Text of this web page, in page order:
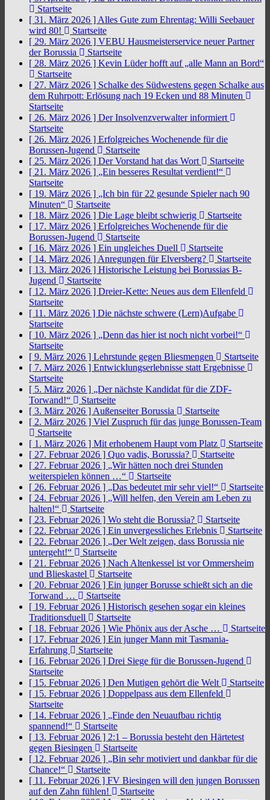
Startseite
[ 31. März 2026 ] Alles Gute zum Ehrentag: Willi Seebauer
wird 80!
Startseite
[ 29. März 2026 ] VEBU Hausmeisterservice neuer Partner
der Borussia
Startseite
[ 28. März 2026 ] Kevin Lüder hofft auf „alle Mann an Bord“
Startseite
[ 27. März 2026 ] Schalke des Südwestens gegen Schalke aus
dem Ruhrpott: Erlösung nach 19 Ecken und 88 Minuten
Startseite
[ 26. März 2026 ] Der Insolvenzverwalter informiert
Startseite
[ 26. März 2026 ] Erfolgreiches Wochenende für die
Borussen-Jugend
Startseite
[ 25. März 2026 ] Der Vorstand hat das Wort
Startseite
[ 21. März 2026 ] „Ein besseres Resultat verdient!“
Startseite
[ 19. März 2026 ] „Ich bin für 22 gesunde Spieler nach 90
Minuten“
Startseite
[ 18. März 2026 ] Die Lage bleibt schwierig
Startseite
[ 17. März 2026 ] Erfolgreiches Wochenende für die
Borussen-Jugend
Startseite
[ 16. März 2026 ] Ein ungleiches Duell
Startseite
[ 14. März 2026 ] Anregungen für Elversberg?
Startseite
[ 13. März 2026 ] Historische Leistung bei Borussias B-
Jugend
Startseite
[ 12. März 2026 ] Dreier-Kette: Neues aus dem Ellenfeld
Startseite
[ 11. März 2026 ] Die nächste schwere (Lern)Aufgabe
Startseite
[ 10. März 2026 ] „Denn das hier ist noch nicht vorbei!“
Startseite
[ 9. März 2026 ] Lehrstunde gegen Bliesmengen
Startseite
[ 7. März 2026 ] Entwicklungserlebnisse statt Ergebnisse
Startseite
[ 5. März 2026 ] „Der nächste Kandidat für die ZDF-
Torwand!“
Startseite
[ 3. März 2026 ] Außenseiter Borussia
Startseite
[ 2. März 2026 ] Viel Zuspruch für das junge Borussen-Team
Startseite
[ 1. März 2026 ] Mit erhobenem Haupt vom Platz
Startseite
[ 27. Februar 2026 ] Quo vadis, Borussia?
Startseite
[ 27. Februar 2026 ] „Wir hätten noch drei Stunden
weiterspielen können …“
Startseite
[ 26. Februar 2026 ] „Das bedeutet mir sehr viel!“
Startseite
[ 24. Februar 2026 ] „Will helfen, den Verein am Leben zu
halten!“
Startseite
[ 23. Februar 2026 ] Wo steht die Borussia?
Startseite
[ 22. Februar 2026 ] Ein unvergessliches Erlebnis
Startseite
[ 22. Februar 2026 ] „Der Welt zeigen, dass Borussia nie
untergeht!“
Startseite
[ 21. Februar 2026 ] Nach Altenkessel ist vor Ommersheim
und Blieskastel
Startseite
[ 20. Februar 2026 ] Ein junger Borusse schießt sich an die
Torwand …
Startseite
[ 19. Februar 2026 ] Historisch gesehen sogar ein kleines
Traditionsduell
Startseite
[ 18. Februar 2026 ] Wie Phönix aus der Asche …
Startseite
[ 17. Februar 2026 ] Ein junger Mann mit Tasmania-
Erfahrung
Startseite
[ 16. Februar 2026 ] Drei Siege für die Borussen-Jugend
Startseite
[ 15. Februar 2026 ] Den Mutigen gehört die Welt
Startseite
[ 15. Februar 2026 ] Doppelpass aus dem Ellenfeld
Startseite
[ 14. Februar 2026 ] „Finde den Neuaufbau richtig
spannend!“
Startseite
[ 13. Februar 2026 ] 2:1 – Borussia besteht den Härtetest
gegen Biesingen
Startseite
[ 12. Februar 2026 ] „Bin sehr motiviert und dankbar für die
Chance!“
Startseite
[ 11. Februar 2026 ] FV Biesingen will den jungen Borussen
auf den Zahn fühlen!
Startseite